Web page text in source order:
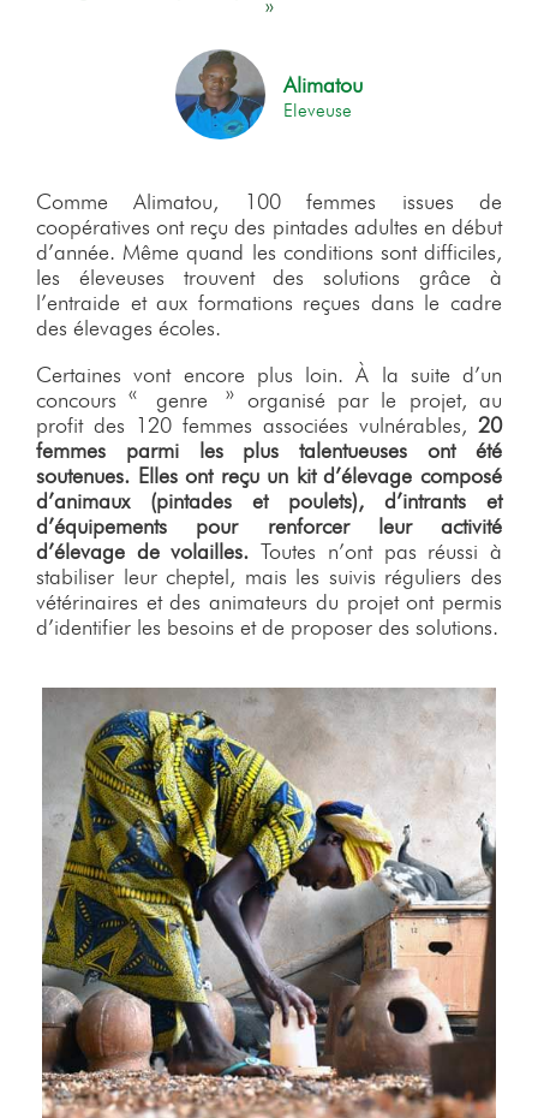
»
Alimatou
Eleveuse
Comme Alimatou, 100 femmes issues de
coopératives ont reçu des pintades adultes en début
d’année. Même quand les conditions sont difficiles,
les éleveuses trouvent des solutions grâce à
l’entraide et aux formations reçues dans le cadre
des élevages écoles.
Certaines vont encore plus loin. À la suite d’un
concours « genre » organisé par le projet, au
profit des 120 femmes associées vulnérables, 20
femmes parmi les plus talentueuses ont été
soutenues. Elles ont reçu un kit d’élevage composé
d’animaux (pintades et poulets), d’intrants et
d’équipements pour renforcer leur activité
d’élevage de volailles. Toutes n’ont pas réussi à
stabiliser leur cheptel, mais les suivis réguliers des
vétérinaires et des animateurs du projet ont permis
d’identifier les besoins et de proposer des solutions.